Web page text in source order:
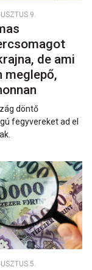
9.
de ami
meglepő,
döntő
fegyvereket ad el
5.